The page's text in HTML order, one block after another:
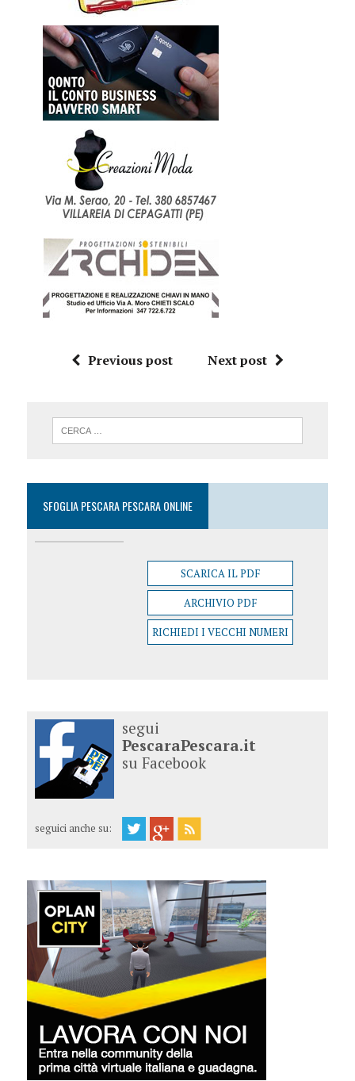
Previous post Next post
SFOGLIA PESCARA PESCARA ONLINE
SCARICA IL PDF
ARCHIVIO PDF
RICHIEDI I VECCHI NUMERI
segui
PescaraPescara.it
su Facebook
seguici anche su: